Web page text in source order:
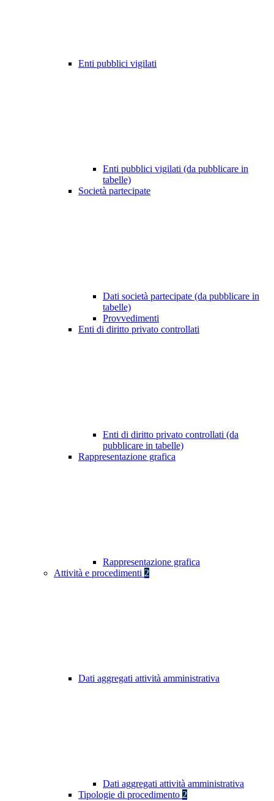
Enti pubblici vigilati
Enti pubblici vigilati (da pubblicare in
tabelle)
Società partecipate
Dati società partecipate (da pubblicare in
tabelle)
Provvedimenti
Enti di diritto privato controllati
Enti di diritto privato controllati (da
pubblicare in tabelle)
Rappresentazione grafica
Rappresentazione grafica
Attività e procedimenti 2
Dati aggregati attività amministrativa
Dati aggregati attività amministrativa
Tipologie di procedimento 2